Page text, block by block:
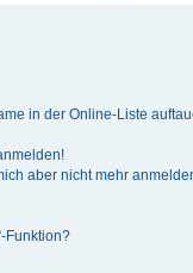
in der Online-Liste
aber nicht mehr
Funktion?